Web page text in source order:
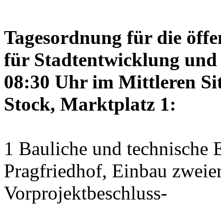
Tagesordnung für die
für Stadtentwicklung und
08:30 Uhr im Mittleren
Stock, Marktplatz 1:
1 Bauliche und technische
Pragfriedhof, Einbau
Vorprojektbeschluss-